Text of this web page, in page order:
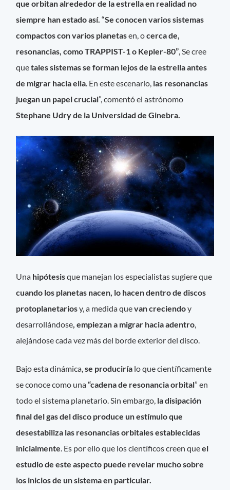
que orbitan alrededor de la estrella en realidad no
siempre han estado así.“Se conocen varios sistemas
compactos con varios planetasen, ocerca de,
resonancias, como TRAPPIST-1 o Kepler-80”, Se cree
quetales sistemas se forman lejos de la estrella antes
de migrar hacia ella. En este escenario, las resonancias
juegan un papel crucial”, comentó el astrónomo
Stephane Udry de la Universidad de Ginebra.
Una hipótesisque manejan los especialistas sugiere que
cuando los planetas nacen, lo hacen dentro de discos
protoplanetariosy, a medida quevan creciendoy
desarrollándose, empiezan a migrar hacia adentro,
alejándose cada vez más del borde exterior del disco.
Bajo esta dinámica,se produciría lo que científicamente
se conoce como una“cadena de resonancia orbital” en
todo el sistema planetario. Sin embargo, la disipación
final del gas del disco produce un estímulo que
desestabiliza las resonancias orbitales establecidas
inicialmente. Es por ello que los científicos creen queel
estudio de este aspecto puede revelar mucho sobre
los inicios de un sistema en particular.